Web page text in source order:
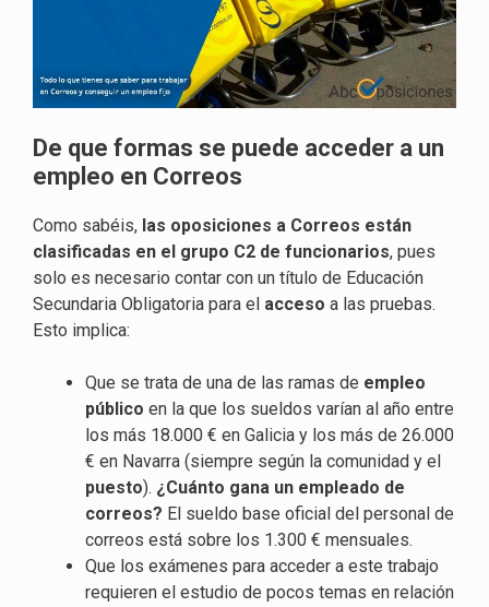
De que formas se puede acceder a un
empleo en Correos
Como sabéis, las oposiciones a Correos están
clasificadas en el grupo C2 de funcionarios, pues
solo es necesario contar con un título de Educación
Secundaria Obligatoria para el acceso a las pruebas.
Esto implica:
Que se trata de una de las ramas de empleo
público en la que los sueldos varían al año entre
los más 18.000 € en Galicia y los más de 26.000
€ en Navarra (siempre según la comunidad y el
puesto). ¿Cuánto gana un empleado de
correos? El sueldo base oficial del personal de
correos está sobre los 1.300 € mensuales.
Que los exámenes para acceder a este trabajo
requieren el estudio de pocos temas en relación